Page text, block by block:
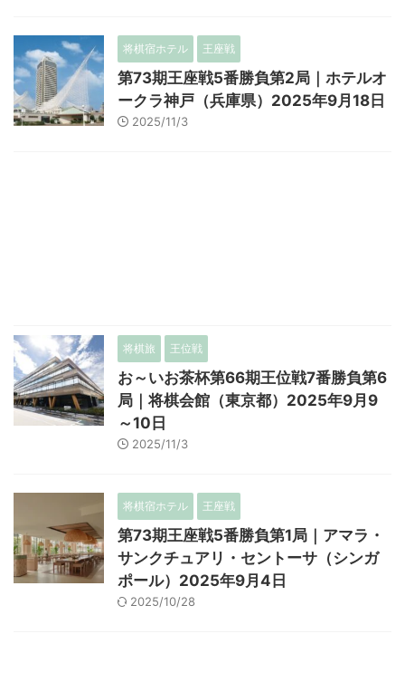
将棋宿ホテル 王座戦
第73期王座戦5番勝負第2局｜ホテルオ
ークラ神戸（兵庫県）2025年9月18日
2025/11/3
将棋旅 王位戦
お～いお茶杯第66期王位戦7番勝負第6
局｜将棋会館（東京都）2025年9月9
～10日
2025/11/3
将棋宿ホテル 王座戦
第73期王座戦5番勝負第1局｜アマラ・
サンクチュアリ・セントーサ（シンガ
ポール）2025年9月4日
2025/10/28